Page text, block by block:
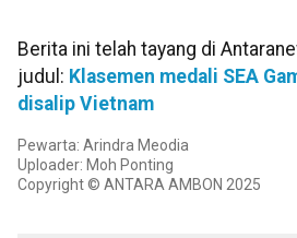
Berita ini telah tayang di
judul: Klasemen medali SEA
disalip Vietnam
Pewarta: Arindra Meodia
Uploader: Moh Ponting
Copyright © ANTARA AMBON 2025